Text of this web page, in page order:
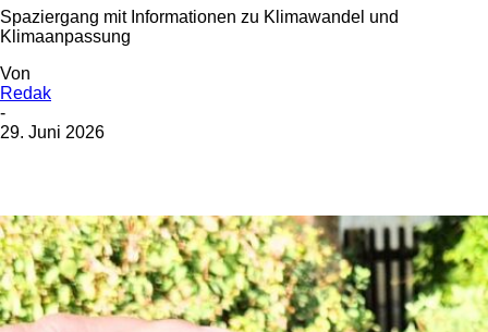
Spaziergang mit Informationen zu Klimawandel und
Klimaanpassung
Von
Redak
-
29. Juni 2026